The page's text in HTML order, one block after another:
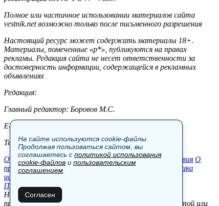
Полное или частичное использовании материалов сайта
vestnik.net возможно только после письменного разрешения
Настоящий ресурс может содержать материалы 18+.
Материалы, помеченные «р*», публикуются на правах
рекламы. Редакция сайта не несет ответственности за
достоверность информации, содержащейся в рекламных
объявлениях
Редакция:
Главный редактор: Боровов М.С.
E-mail: site@vestnik.net, reb.msk@yandex.ru
Тел.: +7 (921) 720-00-97
Общество Экономика Контакты В мире Происшествия О
проекте Шоу-бизнес Политика Пресс-релизы
Политика
использования cookie-файлов
Пользовательское соглашение
Новости, аналитика, прогнозы и другие материалы,
представленные на данном сайте, не являются офертой или
На сайте используются cookie-файлы.
Продолжая пользоваться сайтом, вы
соглашаетесь с политикой использования
cookie-файлов и пользовательским
соглашением
Согласен